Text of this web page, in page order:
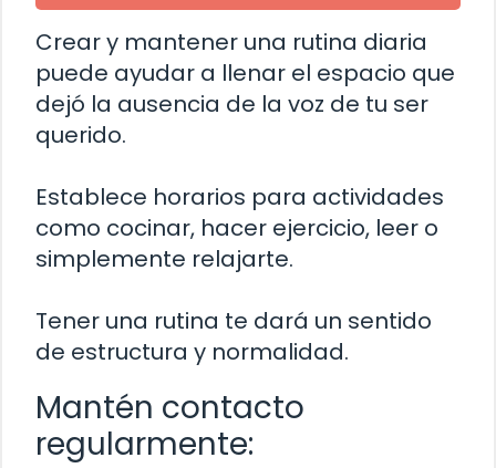
Crear y mantener una rutina diaria
puede ayudar a llenar el espacio que
dejó la ausencia de la voz de tu ser
querido.
Establece horarios para actividades
como cocinar, hacer ejercicio, leer o
simplemente relajarte.
Tener una rutina te dará un sentido
de estructura y normalidad.
Mantén contacto
regularmente: